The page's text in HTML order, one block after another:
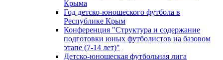
Крыма
Год детско-юношеского футбола в
Республике Крым
Конференция "Структура и содержание
подготовки юных футболистов на базовом
этапе (7-14 лет)"
Детско-юношеская футбольная лига